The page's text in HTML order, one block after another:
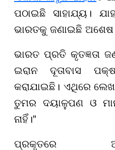
ପଠାଇଛି ସାହାଯ୍ୟ।
ଭାରତକୁ ଜଣାଇଛି ଅଶେଷ
ଭାରତ ପ୍ରତି କୃତଜ୍ଞତା
ଇରାନ ଦୂତାବାସ
କରାଯାଇଛି। ଏଥିରେ
ତୁମର ଦୟାଳୁପଣ ଓ
ନାହିଁ।”
ପ୍ରକୃତରେ